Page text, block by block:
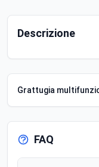
Descrizione
Grattugia
FAQ